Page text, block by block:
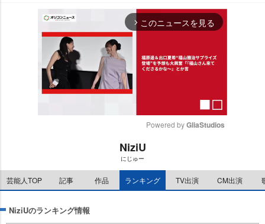
arrow_forward_ios このニュースを見る
t
e
Powered by GliaStudios
NiziU
にじゅー
芸能人TOP 記事 作品 ランキング TV出演 CM出演
NiziUのランキング情報